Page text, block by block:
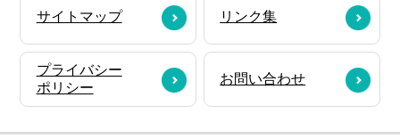
サイトマップ リンク集
プライバシー
ポリシー
お問い合わせ